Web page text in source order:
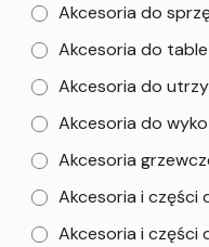
Akcesoria do
Akcesoria do
Akcesoria do
Akcesoria do
Akcesoria
Akcesoria i części
Akcesoria i części